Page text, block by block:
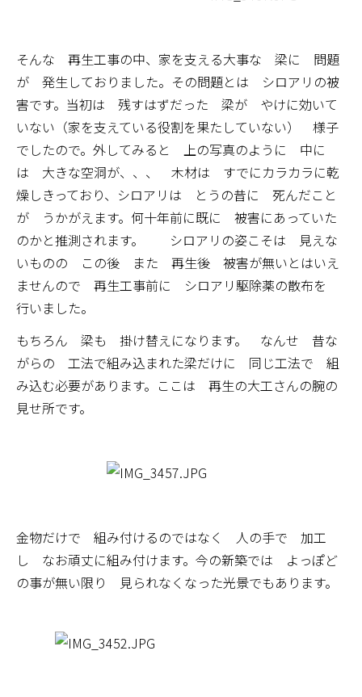
そんな 再生工事の中、家を支える大事な 梁に 問題
が 発生しておりました。その問題とは シロアリの被
害です。当初は 残すはずだった 梁が やけに効いて
いない（家を支えている役割を果たしていない） 様子
でしたので。外してみると 上の写真のように 中に
は 大きな空洞が、、、 木材は すでにカラカラに乾
燥しきっており、シロアリは とうの昔に 死んだこと
が うかがえます。何十年前に既に 被害にあっていた
のかと推測されます。 シロアリの姿こそは 見えな
いものの この後 また 再生後 被害が無いとはいえ
ませんので 再生工事前に シロアリ駆除薬の散布を
行いました。
もちろん 梁も 掛け替えになります。 なんせ 昔な
がらの 工法で組み込まれた梁だけに 同じ工法で 組
み込む必要があります。ここは 再生の大工さんの腕の
見せ所です。
金物だけで 組み付けるのではなく 人の手で 加工
し なお頑丈に組み付けます。今の新築では よっぽど
の事が無い限り 見られなくなった光景でもあります。